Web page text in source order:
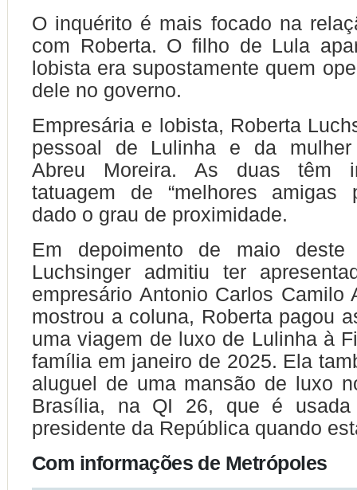
​O inquérito é mais focado na
com Roberta. O filho de Lula
lobista era supostamente quem
dele no governo.
Empresária e lobista, Roberta
pessoal de Lulinha e da
Abreu Moreira. As duas têm
tatuagem de “melhores amigas
dado o grau de proximidade.
Em depoimento de maio deste
Luchsinger admitiu ter
empresário Antonio Carlos Camilo
mostrou a coluna, Roberta pagou
uma viagem de luxo de Lulinha à
família em janeiro de 2025. Ela
aluguel de uma mansão de luxo
Brasília, na QI 26, que é
presidente da República quando
Com informações de Metrópoles